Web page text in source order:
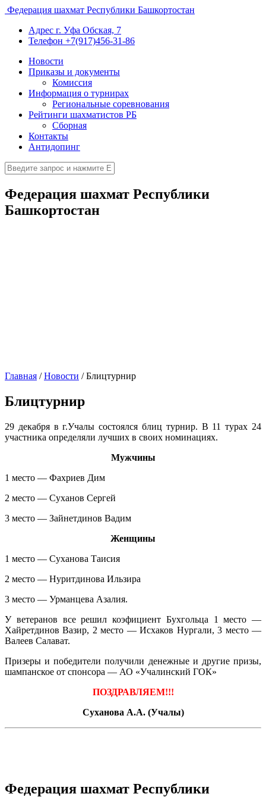
Федерация шахмат Республики Башкортостан
Адрес г. Уфа Обская, 7
Телефон +7(917)456-31-86
Новости
Приказы и документы
Комиссия
Информация о турнирах
Региональные соревнования
Рейтинги шахматистов РБ
Сборная
Контакты
Антидопинг
Федерация шахмат Республики
Башкортостан
Главная /Новости /Блицтурнир
Блицтурнир
29 декабря в г.Учалы состоялся блиц турнир. В 11 турах 24
участника определяли лучших в своих номинациях.
Мужчины
1 место — Фахриев Дим
2 место — Суханов Сергей
3 место — Зайнетдинов Вадим
Женщины
1 место — Суханова Таисия
2 место — Нуритдинова Ильзира
3 место — Урманцева Азалия.
У ветеранов все решил коэфициент Бухгольца 1 место —
Хайретдинов Вазир, 2 место — Исхаков Нургали, 3 место —
Валеев Салават.
Призеры и победители получили денежные и другие призы,
шампанское от спонсора — АО «Учалинский ГОК»
ПОЗДРАВЛЯЕМ!!!
Суханова А.А. (Учалы)
Федерация шахмат Республики